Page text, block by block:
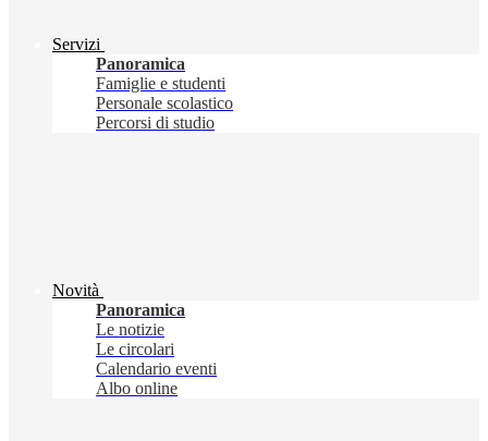
Servizi
Panoramica
Famiglie e studenti
Personale scolastico
Percorsi di studio
Novità
Panoramica
Le notizie
Le circolari
Calendario eventi
Albo online